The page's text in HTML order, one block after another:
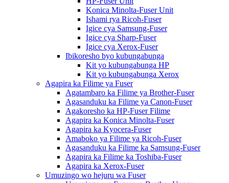
Konica Minolta-Fuser Unit
Ishami rya Ricoh-Fuser
Igice cya Samsung-Fuser
Igice cya Sharp-Fuser
Igice cya Xerox-Fuser
Ibikoresho byo kubungabunga
Kit yo kubungabunga HP
Kit yo kubungabunga Xerox
Agapira ka Filime ya Fuser
Agatambaro ka Filime ya Brother-Fuser
Agasanduku ka Filime ya Canon-Fuser
Agakoresho ka HP-Fuser Filime
Agapira ka Konica Minolta-Fuser
Agapira ka Kyocera-Fuser
Amaboko ya Filime ya Ricoh-Fuser
Agasanduku ka Filime ka Samsung-Fuser
Agapira ka Filime ka Toshiba-Fuser
Agapira ka Xerox-Fuser
Umuzingo wo hejuru wa Fuser